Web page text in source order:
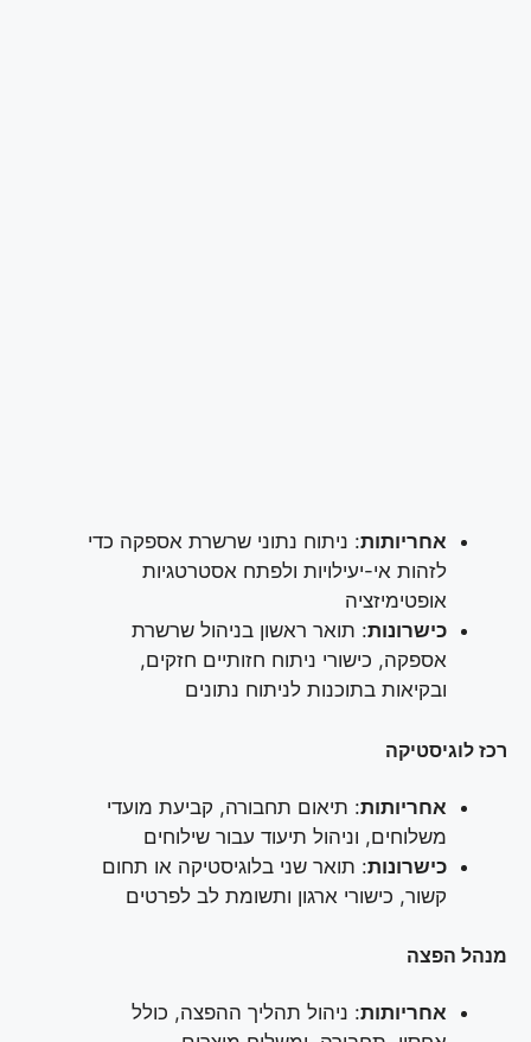
אחריותות: ניתוח נתוני שרשרת אספקה כדי
לזהות אי-יעילויות ולפתח אסטרטגיות
אופטימיזציה
כישרונות: תואר ראשון בניהול שרשרת
אספקה, כישורי ניתוח חזותיים חזקים,
ובקיאות בתוכנות לניתוח נתונים
רכז לוגיסטיקה
אחריותות: תיאום תחבורה, קביעת מועדי
משלוחים, וניהול תיעוד עבור שילוחים
כישרונות: תואר שני בלוגיסטיקה או תחום
קשור, כישורי ארגון ותשומת לב לפרטים
מנהל הפצה
אחריותות: ניהול תהליך ההפצה, כולל